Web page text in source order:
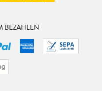
BEZAHLEN